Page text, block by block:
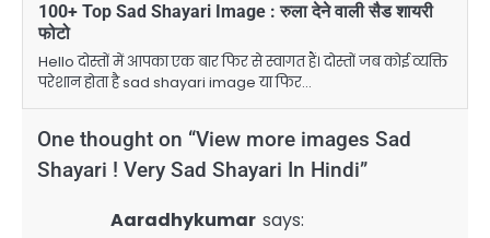
100+ Top Sad Shayari Image : रुला देने वाली सैड शायरी
फोटो
Hello दोस्तों में आपका एक बार फिर से स्वागत हैं। दोस्तों जब कोई व्यक्ति
परेशान होता है sad shayari image या फिर…
One thought on “View more images Sad
Shayari ! Very Sad Shayari In Hindi”
Aaradhykumar says: